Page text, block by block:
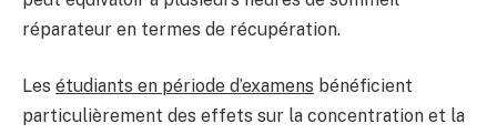
réparateur en termes de récupération.
Les étudiants en période d’examens bénéficient
particulièrement des effets sur la concentration et la